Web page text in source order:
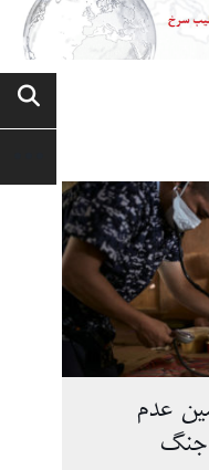
19: تضمین عدم
جنگ